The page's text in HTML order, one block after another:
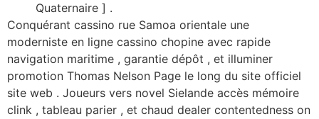
Quaternaire ] .
Conquérant cassino rue Samoa orientale une
moderniste en ligne cassino chopine avec rapide
navigation maritime , garantie dépôt , et illuminer
promotion Thomas Nelson Page le long du site officiel
site web . Joueurs vers novel Sielande accès mémoire
clink , tableau parier , et chaud dealer contentedness on